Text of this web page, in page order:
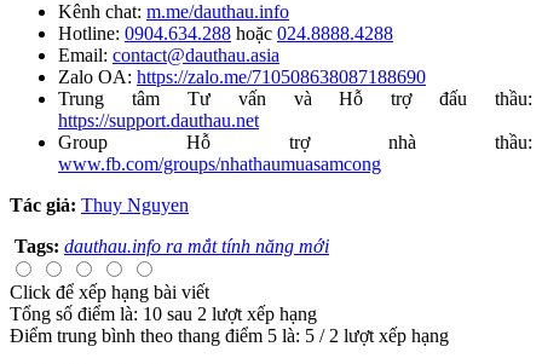
Kênh chat: m.me/dauthau.info
Hotline: 0904.634.288 hoặc 024.8888.4288
Email: contact@dauthau.asia
Zalo OA: https://zalo.me/710508638087188690
Trung tâm Tư vấn và Hỗ trợ đấu thầu:
https://support.dauthau.net
Group Hỗ trợ nhà thầu:
www.fb.com/groups/nhathaumuasamcong
Tác giả: Thuy Nguyen
Tags: dauthau.info ra mắt tính năng mới
Click để xếp hạng bài viết
Tổng số điểm là: 10 sau 2 lượt xếp hạng
Điểm trung bình theo thang điểm 5 là: 5 / 2 lượt xếp hạng